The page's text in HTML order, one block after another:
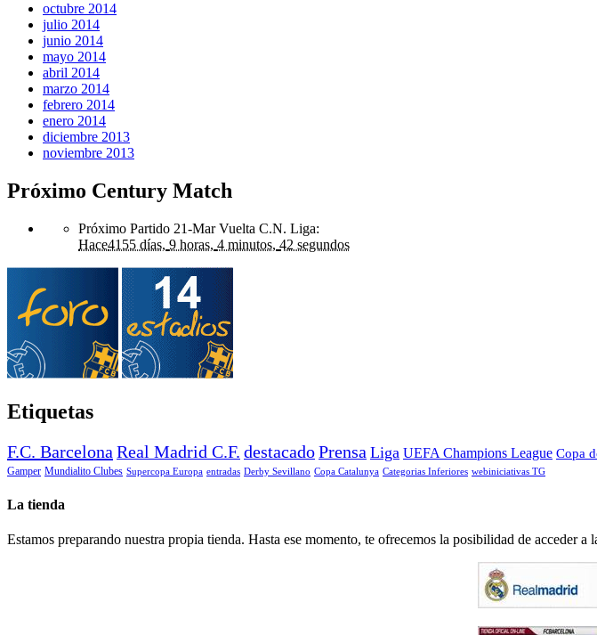
octubre 2014
julio 2014
junio 2014
mayo 2014
abril 2014
marzo 2014
febrero 2014
enero 2014
diciembre 2013
noviembre 2013
Próximo Century Match
Próximo Partido 21-Mar Vuelta C.N. Liga:
Hace4155 días, 9 horas, 4 minutos, 42 segundos
Etiquetas
F.C. Barcelona Real Madrid C.F. destacadoPrensa Liga UEFA Champions League Copa
Gamper Mundialito Clubes Supercopa Europa entradas Derby Sevillano Copa Catalunya Categorias Inferiores webiniciativas TG
La tienda
Estamos preparando nuestra propia tienda. Hasta ese momento, te ofrecemos la posibilidad de acceder a